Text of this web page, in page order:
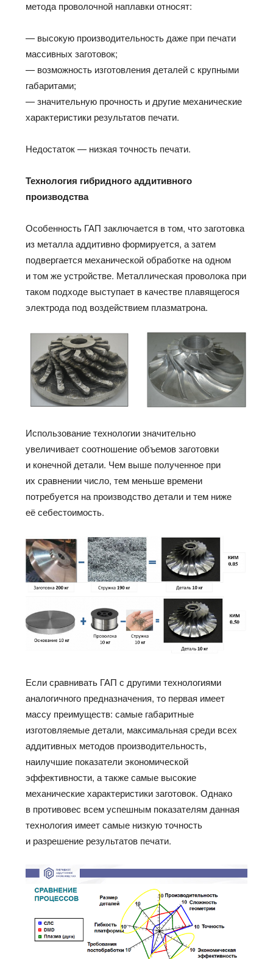
метода проволочной наплавки относят:
— высокую производительность даже при печати
массивных заготовок;
— возможность изготовления деталей с крупными
габаритами;
— значительную прочность и другие механические
характеристики результатов печати.
Недостаток — низкая точность печати.
Технология гибридного аддитивного
производства
Особенность ГАП заключается в том, что заготовка
из металла аддитивно формируется, а затем
подвергается механической обработке на одном
и том же устройстве. Металлическая проволока при
таком подходе выступает в качестве плавящегося
электрода под воздействием плазматрона.
Использование технологии значительно
увеличивает соотношение объемов заготовки
и конечной детали. Чем выше полученное при
их сравнении число, тем меньше времени
потребуется на производство детали и тем ниже
её себестоимость.
Если сравнивать ГАП с другими технологиями
аналогичного предназначения, то первая имеет
массу преимуществ: самые габаритные
изготовляемые детали, максимальная среди всех
аддитивных методов производительность,
наилучшие показатели экономической
эффективности, а также самые высокие
механические характеристики заготовок. Однако
в противовес всем успешным показателям данная
технология имеет самые низкую точность
и разрешение результатов печати.